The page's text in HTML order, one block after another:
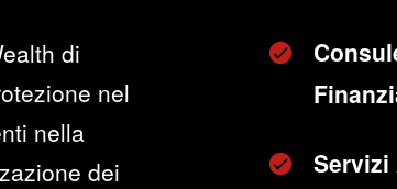
di
nel
nella
dei